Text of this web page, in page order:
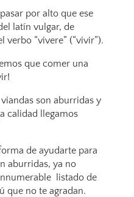
por alto que ese
latín vulgar, de
verbo “vivere” (“vivir”).
que comer una
son aburridas y
calidad llegamos
de ayudarte para
aburridas, ya no
listado de
que no te agradan.